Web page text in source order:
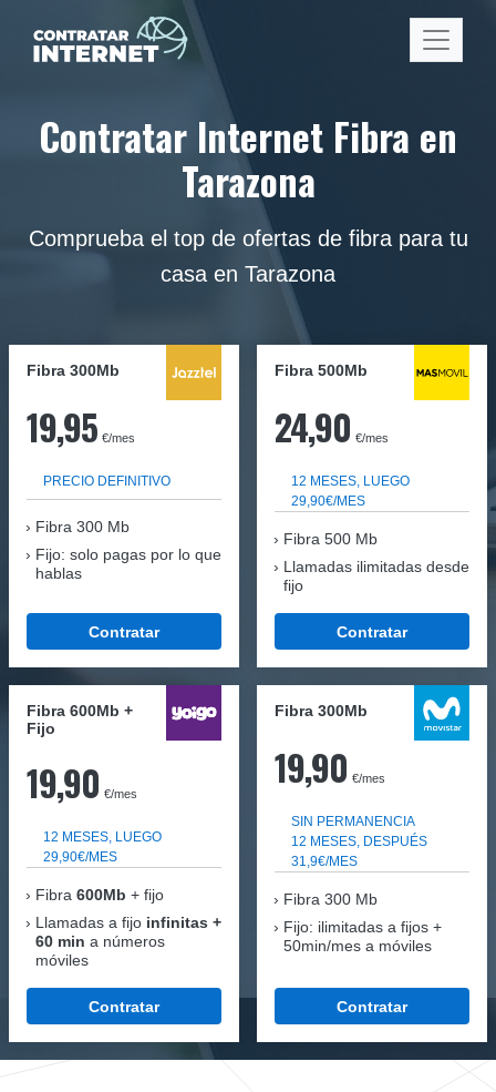
Contratar Internet Fibra en
Tarazona
Comprueba el top de ofertas de fibra para tu
casa en Tarazona
Fibra 300Mb
19,95 €/mes
PRECIO DEFINITIVO
Fibra 300 Mb
Fijo: solo pagas por lo que
hablas
Contratar
Fibra 500Mb
24,90 €/mes
12 MESES, LUEGO
29,90€/MES
Fibra 500 Mb
Llamadas ilimitadas desde
fijo
Contratar
Fibra 600Mb +
Fijo
19,90 €/mes
12 MESES, LUEGO
29,90€/MES
Fibra 600Mb + fijo
Llamadas a fijo infinitas +
60 min a números
móviles
Contratar
Fibra 300Mb
19,90 €/mes
SIN PERMANENCIA
12 MESES, DESPUÉS
31,9€/MES
Fibra 300 Mb
Fijo: ilimitadas a fijos +
50min/mes a móviles
Contratar